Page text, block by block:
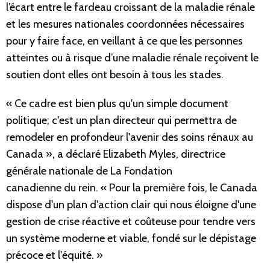
l’écart entre le fardeau croissant de la maladie rénale
et les mesures nationales coordonnées nécessaires
pour y faire face, en veillant à ce que les personnes
atteintes ou à risque d’une maladie rénale reçoivent le
soutien dont elles ont besoin à tous les stades.
« Ce cadre est bien plus qu'un simple document
politique; c'est un plan directeur qui permettra de
remodeler en profondeur l'avenir des soins rénaux au
Canada », a déclaré Elizabeth Myles, directrice
générale nationale de La Fondation
canadienne du rein. « Pour la première fois, le Canada
dispose d'un plan d'action clair qui nous éloigne d'une
gestion de crise réactive et coûteuse pour tendre vers
un système moderne et viable, fondé sur le dépistage
précoce et l'équité. »